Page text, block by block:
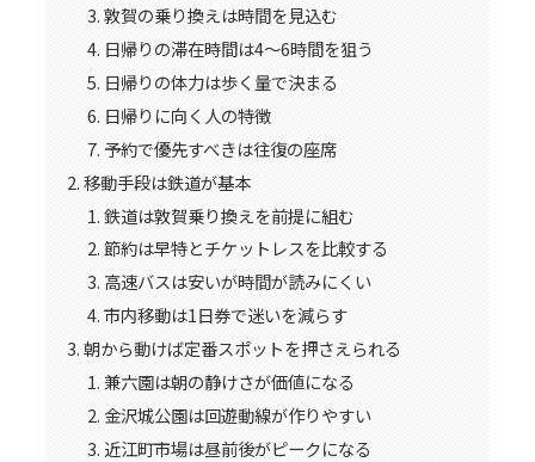
敦賀の乗り換えは時間を見込む
日帰りの滞在時間は4〜6時間を狙う
日帰りの体力は歩く量で決まる
日帰りに向く人の特徴
予約で優先すべきは往復の座席
移動手段は鉄道が基本
鉄道は敦賀乗り換えを前提に組む
節約は早特とチケットレスを比較する
高速バスは安いが時間が読みにくい
市内移動は1日券で迷いを減らす
朝から動けば定番スポットを押さえられる
兼六園は朝の静けさが価値になる
金沢城公園は回遊動線が作りやすい
近江町市場は昼前後がピークになる